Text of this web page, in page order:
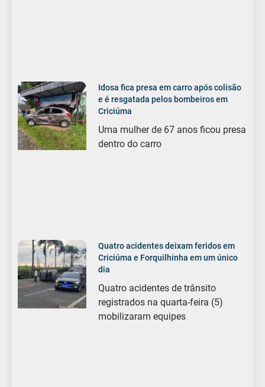
Idosa fica presa em carro após colisão
e é resgatada pelos bombeiros em
Criciúma
Uma mulher de 67 anos ficou presa
dentro do carro
Quatro acidentes deixam feridos em
Criciúma e Forquilhinha em um único
dia
Quatro acidentes de trânsito
registrados na quarta-feira (5)
mobilizaram equipes